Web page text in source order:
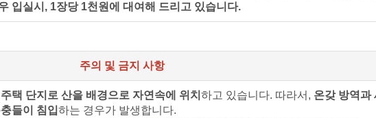
입실시, 1장당 1천원에 대여해 드리고 있습니다.
주의 및 금지 사항
택 단지로 산을 배경으로 자연속에 위치 하고 있습니다. 따라서, 온갖 방역과
들이 침입하는 경우가 발생합니다.